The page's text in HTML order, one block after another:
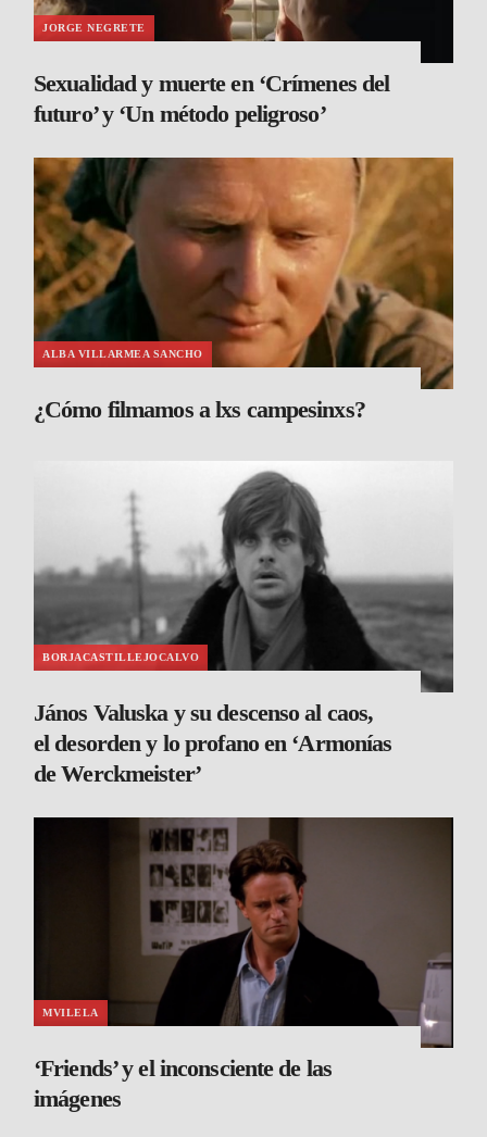
JORGE NEGRETE
Sexualidad y muerte en ‘Crímenes del
futuro’ y ‘Un método peligroso’
ALBA VILLARMEA SANCHO
¿Cómo filmamos a lxs campesinxs?
BORJACASTILLEJOCALVO
János Valuska y su descenso al caos,
el desorden y lo profano en ‘Armonías
de Werckmeister’
MVILELA
‘Friends’ y el inconsciente de las
imágenes